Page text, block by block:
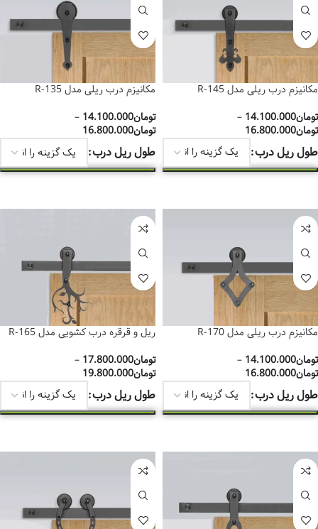
مکانیزم درب ریلی مدل R-145
تومان14.100.000
–
تومان16.800.000
طول ریل درب
مکانیزم درب ریلی مدل R-135
تومان14.100.000
–
تومان16.800.000
طول ریل درب
مکانیزم درب ریلی مدل R-170
تومان14.100.000
–
تومان16.800.000
طول ریل درب
ریل و قرقره درب کشویی مدل R-165
تومان17.800.000
–
تومان19.800.000
طول ریل درب